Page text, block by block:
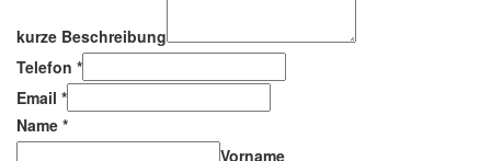
kurze Beschreibung
Telefon *
Email *
Name *
Vorname